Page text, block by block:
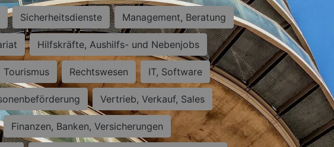
Sicherheitsdienste Management, Beratung
Hilfskräfte, Aushilfs- und Nebenjobs
Tourismus Rechtswesen IT, Software
Vertrieb, Verkauf, Sales
Finanzen, Banken, Versicherungen